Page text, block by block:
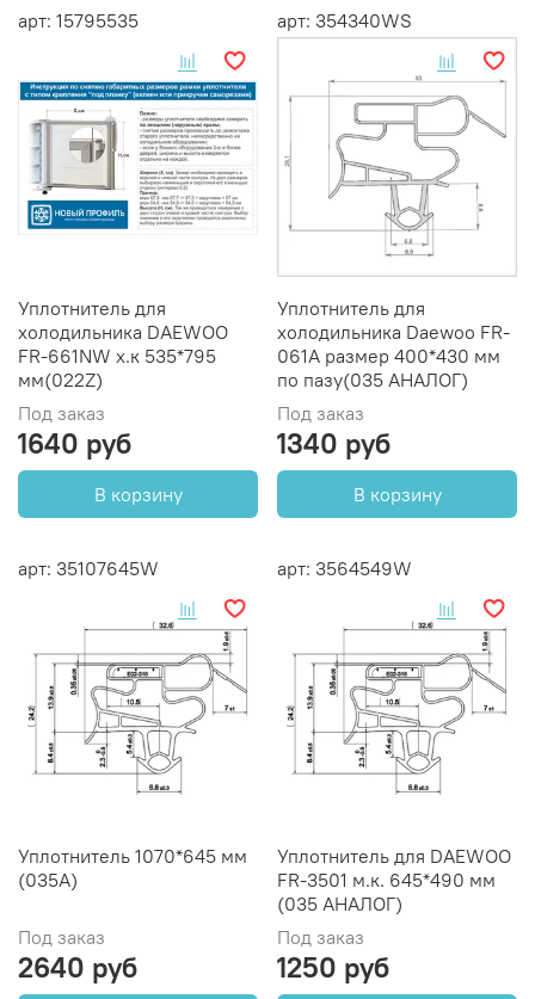
арт: 15795535
Уплотнитель для
холодильника DAEWOO
FR-661NW х.к 535*795
мм(022Z)
Под заказ
1640 руб
В корзину
арт: 354340WS
Уплотнитель для
холодильника Daewoo FR-
061A размер 400*430 мм
по пазу(035 АНАЛОГ)
Под заказ
1340 руб
В корзину
арт: 35107645W
Уплотнитель 1070*645 мм
(035А)
Под заказ
2640 руб
арт: 3564549W
Уплотнитель для DAEWOO
FR-3501 м.к. 645*490 мм
(035 АНАЛОГ)
Под заказ
1250 руб